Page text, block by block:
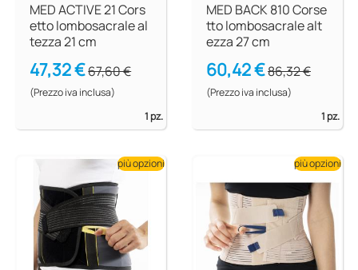
MED ACTIVE 21 Cors
etto lombosacrale al
tezza 21 cm
47,32 €67,60 €
(Prezzo iva inclusa)
1 pz.
MED BACK 810 Corse
tto lombosacrale alt
ezza 27 cm
60,42 €86,32 €
(Prezzo iva inclusa)
1 pz.
più opzioni più opzioni